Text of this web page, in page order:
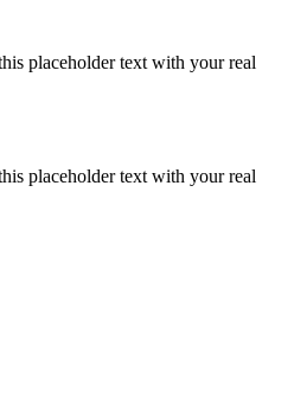
placeholder text with your real
placeholder text with your real